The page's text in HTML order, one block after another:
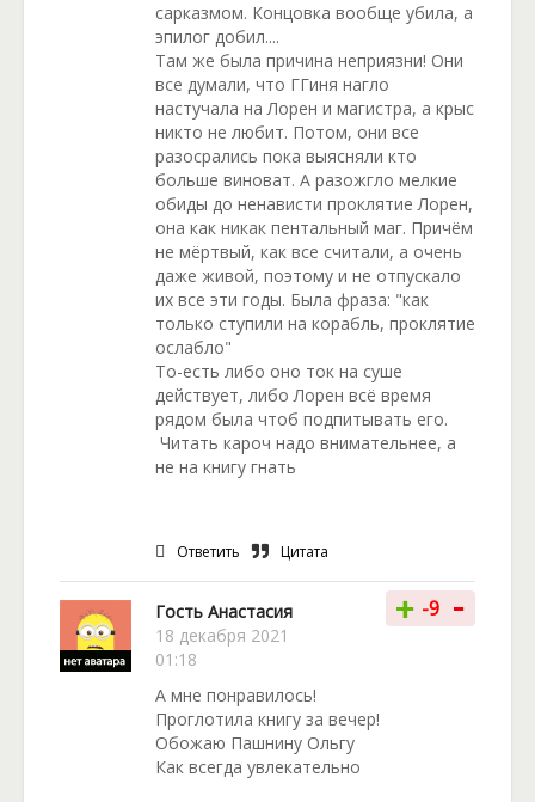
сарказмом. Концовка вообще убила, а
эпилог добил....
Там же была причина неприязни! Они
все думали, что ГГиня нагло
настучала на Лорен и магистра, а крыс
никто не любит. Потом, они все
разосрались пока выясняли кто
больше виноват. А разожгло мелкие
обиды до ненависти проклятие Лорен,
она как никак пентальный маг. Причём
не мёртвый, как все считали, а очень
даже живой, поэтому и не отпускало
их все эти годы. Была фраза: "как
только ступили на корабль, проклятие
ослабло"
То-есть либо оно ток на суше
действует, либо Лорен всё время
рядом была чтоб подпитывать его.
Читать кароч надо внимательнее, а
не на книгу гнать
Ответить Цитата
Гость Анастасия
18 декабря 2021
01:18
+ -9 -
А мне понравилось!
Проглотила книгу за вечер!
Обожаю Пашнину Ольгу
Как всегда увлекательно